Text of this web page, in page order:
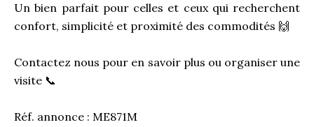
Un bien parfait pour celles et ceux qui recherchent
confort, simplicité et proximité des commodités 🙌
Contactez nous pour en savoir plus ou organiser une
visite 📞
Réf. annonce : ME871M